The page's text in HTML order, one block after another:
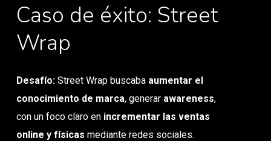
Caso de éxito: Street
Wrap
Desafío:Street Wrap buscaba aumentar el
conocimiento de marca, generar awareness,
con un foco claro en incrementar las ventas
online y físicas mediante redes sociales.